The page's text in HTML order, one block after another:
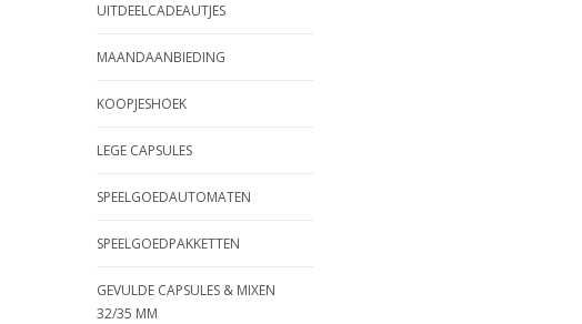
UITDEELCADEAUTJES
MAANDAANBIEDING
KOOPJESHOEK
LEGE CAPSULES
SPEELGOEDAUTOMATEN
SPEELGOEDPAKKETTEN
GEVULDE CAPSULES & MIXEN
32/35 MM